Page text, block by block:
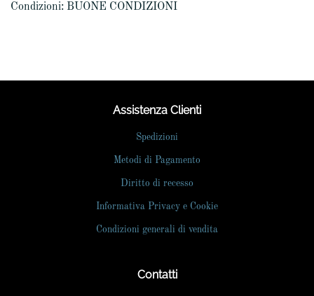
Condizioni: BUONE CONDIZIONI
Assistenza Clienti
Spedizioni
Metodi di Pagamento
Diritto di recesso
Informativa Privacy e Cookie
Condizioni generali di vendita
Contatti